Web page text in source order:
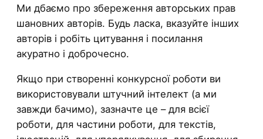
Ми дбаємо про збереження авторських прав
шановних авторів. Будь ласка, вказуйте інших
авторів і робіть цитування і посилання
акуратно і доброчесно.
Якщо при створенні конкурсної роботи ви
використовували штучний інтелект (а ми
завжди бачимо), зазначте це – для всієї
роботи, для частини роботи, для текстів,